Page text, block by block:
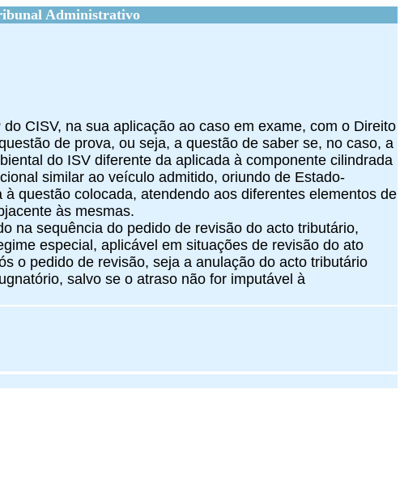
Administrativo
CISV, na sua aplicação ao caso em exame, com o Direito
de prova, ou seja, a questão de saber se, no caso, a
do ISV diferente da aplicada à componente cilindrada
similar ao veículo admitido, oriundo de Estado-
questão colocada, atendendo aos diferentes elementos de
às mesmas.
na sequência do pedido de revisão do acto tributário,
especial, aplicável em situações de revisão do ato
o pedido de revisão, seja a anulação do acto tributário
salvo se o atraso não for imputável à